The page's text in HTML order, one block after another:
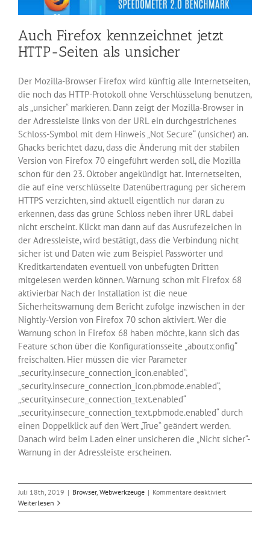
Auch Firefox kennzeichnet jetzt
HTTP-Seiten als unsicher
Der Mozilla-Browser Firefox wird künftig alle Internetseiten,
die noch das HTTP-Protokoll ohne Verschlüsselung benutzen,
als „unsicher“ markieren. Dann zeigt der Mozilla-Browser in
der Adressleiste links von der URL ein durchgestrichenes
Schloss-Symbol mit dem Hinweis „Not Secure“ (unsicher) an.
Ghacks berichtet dazu, dass die Änderung mit der stabilen
Version von Firefox 70 eingeführt werden soll, die Mozilla
schon für den 23. Oktober angekündigt hat. Internetseiten,
die auf eine verschlüsselte Datenübertragung per sicherem
HTTPS verzichten, sind aktuell eigentlich nur daran zu
erkennen, dass das grüne Schloss neben ihrer URL dabei
nicht erscheint. Klickt man dann auf das Ausrufezeichen in
der Adressleiste, wird bestätigt, dass die Verbindung nicht
sicher ist und Daten wie zum Beispiel Passwörter und
Kreditkartendaten eventuell von unbefugten Dritten
mitgelesen werden können. Warnung schon mit Firefox 68
aktivierbar Nach der Installation ist die neue
Sicherheitswarnung dem Bericht zufolge inzwischen in der
Nightly-Version von Firefox 70 schon aktiviert. Wer die
Warnung schon in Firefox 68 haben möchte, kann sich das
Feature schon über die Konfigurationsseite „about:config“
freischalten. Hier müssen die vier Parameter
„security.insecure_connection_icon.enabled“,
„security.insecure_connection_icon.pbmode.enabled“,
„security.insecure_connection_text.enabled“
„security.insecure_connection_text.pbmode.enabled“ durch
einen Doppelklick auf den Wert „True“ geändert werden.
Danach wird beim Laden einer unsicheren die „Nicht sicher“-
Warnung in der Adressleiste erscheinen.
Juli 18th, 2019 | Browser, Webwerkzeuge | Kommentare deaktiviertfür
Firefox
Weiterlesen